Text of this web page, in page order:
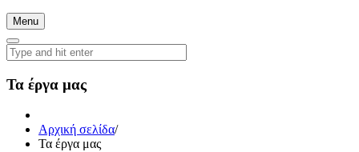
Menu
Τα έργα μας
Αρχική σελίδα/
Τα έργα μας